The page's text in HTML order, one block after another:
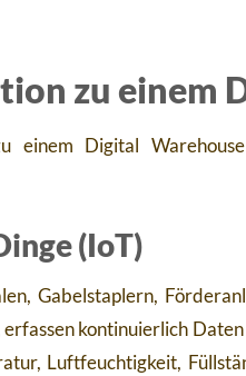
zu einem
einem Digital
(IoT)
Gabelstaplern,
kontinuierlich
Luftfeuchtigkeit,